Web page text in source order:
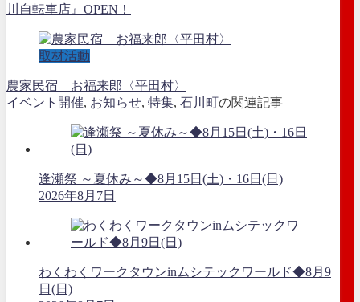
川自転車店』OPEN！
取材活動
農家民宿 お福来郎〈平田村〉
イベント開催, お知らせ, 特集, 石川町の関連記事
逢瀬祭 ～夏休み～◆8月15日(土)・16日(日)
2026年8月7日
わくわくワークタウンinムシテックワールド◆8月9
日(日)